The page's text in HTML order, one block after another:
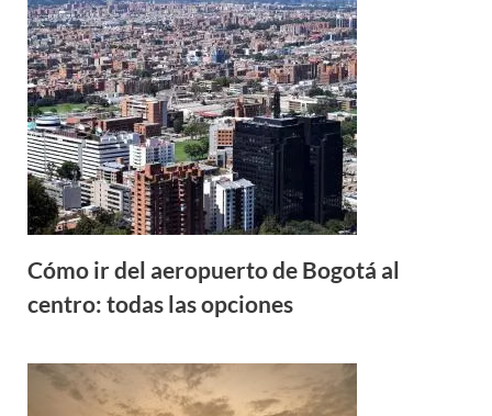
Cómo ir del aeropuerto de Bogotá al
centro: todas las opciones